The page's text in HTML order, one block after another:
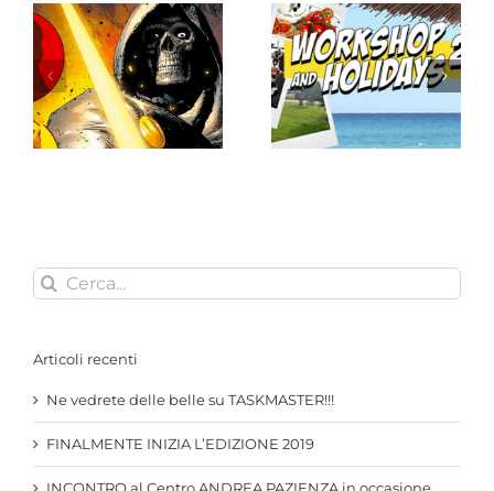
FINALMENTE INIZIA
L’EDIZIONE 2019
Superheroes –
Incontro a Mestre
con Alessandro Vitti
Cerca
per:
Articoli recenti
Ne vedrete delle belle su TASKMASTER!!!
FINALMENTE INIZIA L’EDIZIONE 2019
INCONTRO al Centro ANDREA PAZIENZA in occasione